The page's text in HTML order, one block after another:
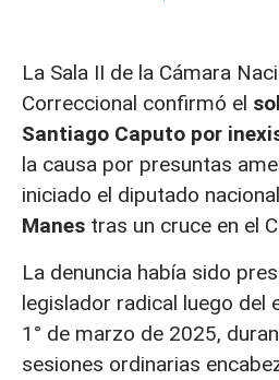
La Sala II de la Cámara
Correccional confirmó el
Santiago Caputo por
la causa por presuntas
iniciado el diputado nacional
Manes tras un cruce en el
La denuncia había sido
legislador radical luego del
1° de marzo de 2025,
sesiones ordinarias